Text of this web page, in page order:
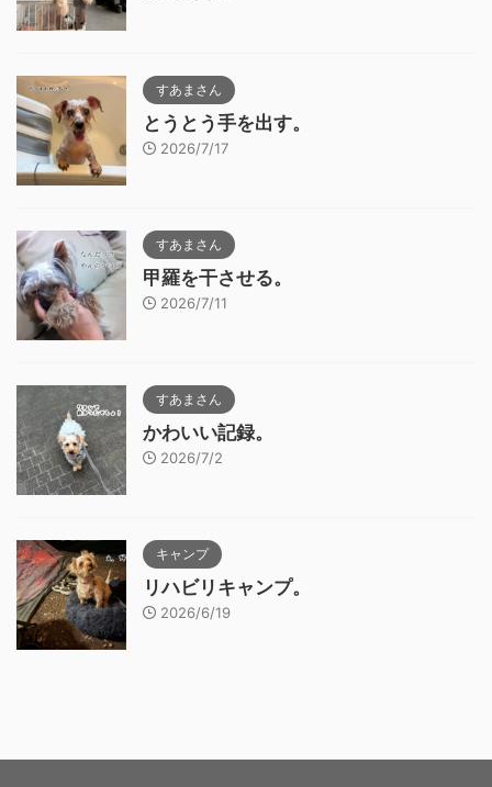
すあまさん
とうとう手を出す。
2026/7/17
すあまさん
甲羅を干させる。
2026/7/11
すあまさん
かわいい記録。
2026/7/2
キャンプ
リハビリキャンプ。
2026/6/19